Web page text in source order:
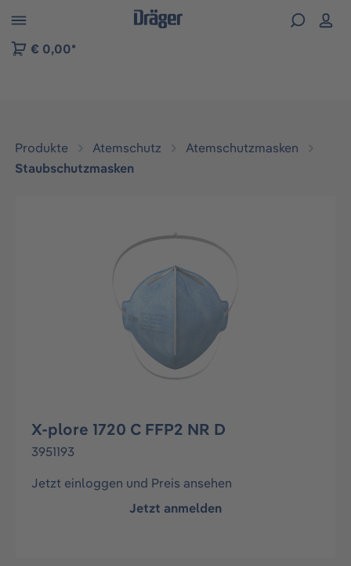
der B2B-Plattform springen
€ 0,00*
Produkte Atemschutz
Atemschutzmasken
Staubschutzmasken
Bildergalerie überspringen
X-plore 1720 C FFP2 NR D
3951193
Jetzt einloggen und Preis ansehen
Jetzt anmelden